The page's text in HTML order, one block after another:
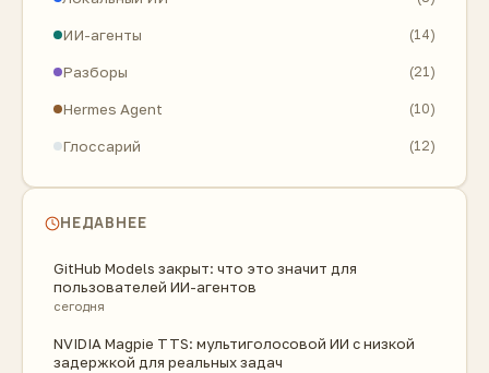
ИИ-агенты (14)
Разборы (21)
Hermes Agent (10)
Глоссарий (12)
НЕДАВНЕЕ
GitHub Models закрыт: что это значит для
пользователей ИИ-агентов
сегодня
NVIDIA Magpie TTS: мультиголосовой ИИ с низкой
задержкой для реальных задач